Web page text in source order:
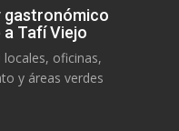
gastronómico
Tafí Viejo
oficinas,
y áreas verdes